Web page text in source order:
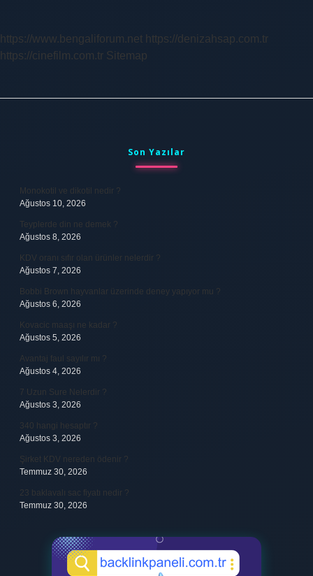
https://www.bengaliforum.net https://denizahsap.com.tr
https://cinefilm.com.tr Sitemap
Son Yazılar
Monokotil ve dikotil nedir ?
Ağustos 10, 2026
Teyplerde din ne demek ?
Ağustos 8, 2026
KDV oranı sıfır olan ürünler nelerdir ?
Ağustos 7, 2026
Bobbi Brown hayvanlar üzerinde deney yapıyor mu ?
Ağustos 6, 2026
Kovacic maaşı ne kadar ?
Ağustos 5, 2026
Avantaj faul sayılır mı ?
Ağustos 4, 2026
7 Uzun Sure Nelerdir ?
Ağustos 3, 2026
340 hangi hesaptır ?
Ağustos 3, 2026
Şirket KDV nereden ödenir ?
Temmuz 30, 2026
23 baklavalı sac fiyatı nedir ?
Temmuz 30, 2026